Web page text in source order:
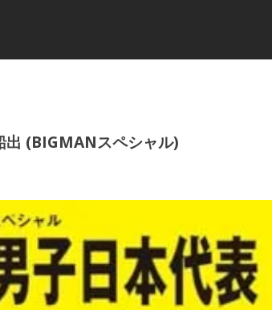
出 (BIGMANスペシャル)